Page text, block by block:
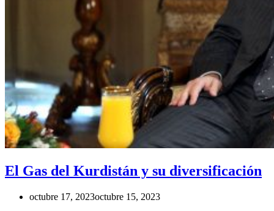
El Gas del Kurdistán y su diversificación
octubre 17, 2023octubre 15, 2023